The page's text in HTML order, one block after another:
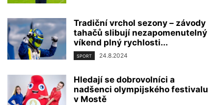
Tradiční vrchol sezony – závody
tahačů slibují nezapomenutelný
víkend plný rychlosti...
SPORT 24.8.2024
Hledají se dobrovolníci a
nadšenci olympijského festivalu
v Mostě